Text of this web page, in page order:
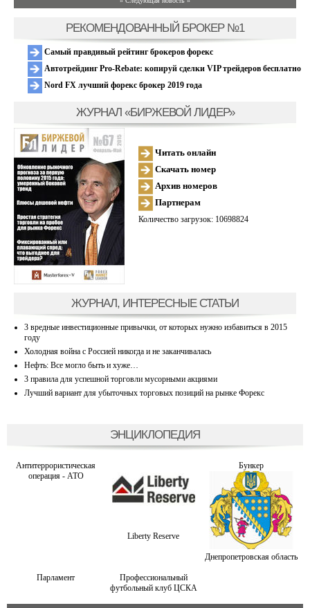
РЕКОМЕНДОВАННЫЙ БРОКЕР №1
Самый правдивый рейтинг брокеров форекс
Автотрейдинг Pro-Rebate: копируй сделки VIP трейдеров бесплатно
Nord FX лучший форекс брокер 2019 года
ЖУРНАЛ «БИРЖЕВОЙ ЛИДЕР»
Читать онлайн
Скачать номер
Архив номеров
Партнерам
Количество загрузок: 10698824
ЖУРНАЛ, ИНТЕРЕСНЫЕ СТАТЬИ
3 вредные инвестиционные привычки, от которых нужно избавиться в 2015
году
Холодная война с Россией никогда и не заканчивалась
Нефть: Все могло быть и хуже…
3 правила для успешной торговли мусорными акциями
Лучший вариант для убыточных торговых позиций на рынке Форекс
ЭНЦИКЛОПЕДИЯ
Антитеррористическая
операция - АТО
Liberty Reserve
Бункер
Днепропетровская область
Парламент
Профессиональный
футбольный клуб ЦСКА